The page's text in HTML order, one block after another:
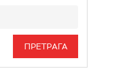
РАДИО БЕОГРАД 3
ИНФО